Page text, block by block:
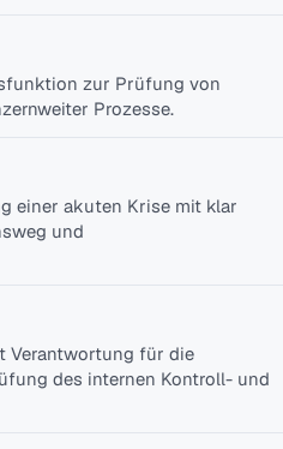
zur Prüfung von
Prozesse.
einer akuten Krise mit klar
und
Verantwortung für die
des internen Kontroll- und